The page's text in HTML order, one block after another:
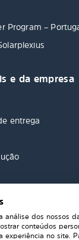
Program –
e da empresa
entrega
análise dos nossos
conteúdos
experiência no site.